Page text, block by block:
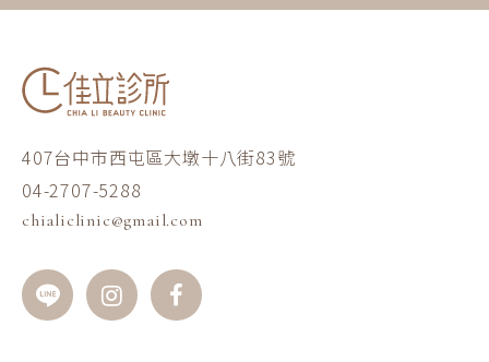
407台中市西屯區大墩十八街83號
04-2707-5288
chialiclinic@gmail.com